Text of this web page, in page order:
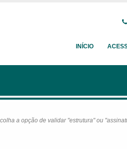
INÍCIO
a opção de validar "estrutura" ou